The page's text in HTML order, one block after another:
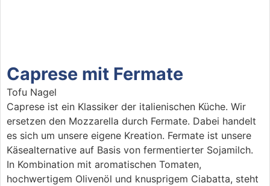
Caprese mit Fermate
Tofu Nagel
Caprese ist ein Klassiker der italienischen Küche. Wir
ersetzen den Mozzarella durch Fermate. Dabei handelt
es sich um unsere eigene Kreation. Fermate ist unsere
Käsealternative auf Basis von fermentierter Sojamilch.
In Kombination mit aromatischen Tomaten,
hochwertigem Olivenöl und knusprigem Ciabatta, steht